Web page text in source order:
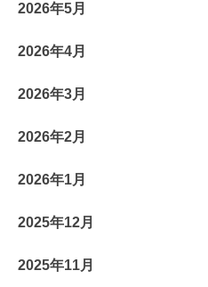
2026年5月
2026年4月
2026年3月
2026年2月
2026年1月
2025年12月
2025年11月